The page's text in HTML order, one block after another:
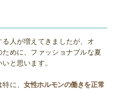
人が増えてきましたが、オ
めに、ファッショナブルな夏
と思います。
特に、女性ホルモンの働きを正常